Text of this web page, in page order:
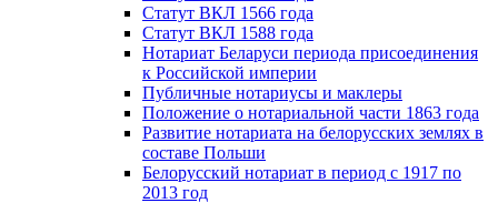
Статут ВКЛ 1566 года
Статут ВКЛ 1588 года
Нотариат Беларуси периода присоединения
к Российской империи
Публичные нотариусы и маклеры
Положение о нотариальной части 1863 года
Развитие нотариата на белорусских землях в
составе Польши
Белорусский нотариат в период с 1917 по
2013 год